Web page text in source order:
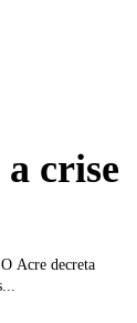
crise
Acre decreta